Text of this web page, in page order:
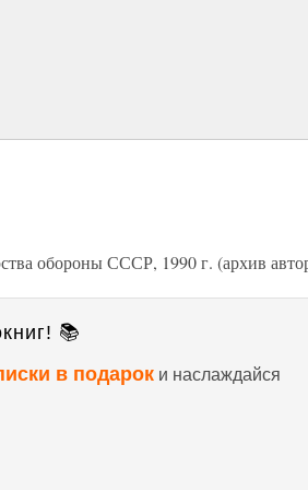
обороны СССР, 1990 г. (архив
📚
в подарок и наслаждайся